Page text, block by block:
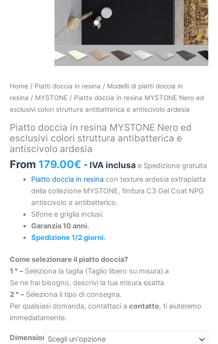
€279 €431.72
Home / Piatti doccia in resina / Modelli di piatti doccia in
resina / MYSTONE / Piatto doccia in resina MYSTONE Nero ed
esclusivi colori struttura antibatterica e antiscivolo ardesia
Piatto doccia in resina MYSTONE Nero ed
esclusivi colori struttura antibatterica e
antiscivolo ardesia
From 179.00€ - IVA inclusa e Spedizione gratuita
Piatto doccia in resina con texture ardesia extrapiatta
della collezione MYSTONE, finitura C3 Gel Coat NPG
antiscivolo e antibatterico.
Sifone e griglia inclusi.
Garanzia 10 anni.
Spedizione 1/2 giorni.
Come selezionare il piatto doccia?
1 ° –Seleziona la taglia (Taglio libero su misura).a
Se ne hai bisogno, descrivi la tua misura esatta
2 ° –Seleziona il tipo di consegna.
Per qualsiasi domanda, contattaci a contatto, ti aiuteremo
immediatamente.
Dimensioni
Piatto
doccia
in
MYSTONE
Nero
ed
esclusivi
colori
struttura
antibatterica
antiscivolo
ardesia